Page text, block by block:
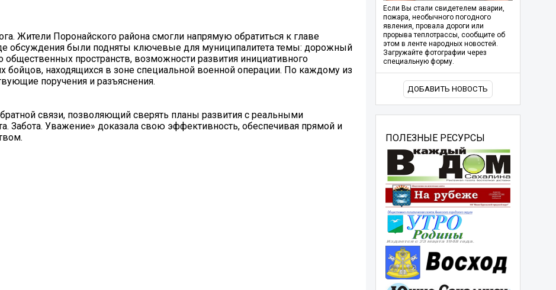
Жители Поронайского района смогли напрямую обратиться к главе
обсуждения были подняты ключевые для муниципалитета темы: дорожный
общественных пространств, возможности развития инициативного
находящихся в зоне специальной военной операции. По каждому из
поручения и разъяснения.
связи, позволяющий сверять планы развития с реальными
Забота. Уважение» доказала свою эффективность, обеспечивая прямой и
Если Вы стали свидетелем аварии,
пожара, необычного погодного
явления, провала дороги или
прорыва теплотрассы, сообщите об
этом в ленте народных новостей.
Загружайте фотографии через
специальную форму.
ДОБАВИТЬ НОВОСТЬ
ПОЛЕЗНЫЕ РЕСУРСЫ